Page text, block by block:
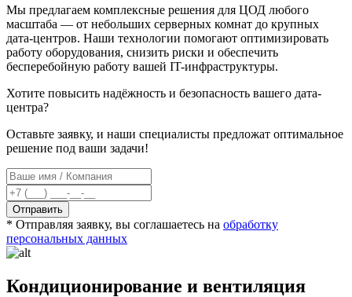
Мы предлагаем комплексные решения для ЦОД любого
масштаба — от небольших серверных комнат до крупных
дата-центров. Наши технологии помогают оптимизировать
работу оборудования, снизить риски и обеспечить
бесперебойную работу вашей IT-инфраструктуры.
Хотите повысить надёжность и безопасность вашего дата-
центра?
Оставьте заявку, и наши специалисты предложат оптимальное
решение под ваши задачи!
Отправить
* Отправляя заявку, вы соглашаетесь на обработку
персональных данных
Кондиционирование и вентиляция